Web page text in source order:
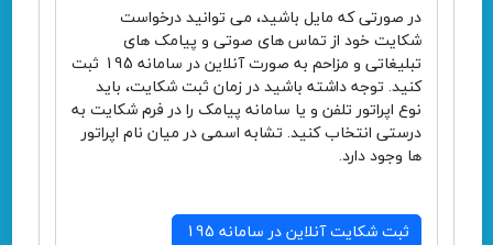
در صورتی که مایل باشید، می توانید درخواست
شکایت خود از تماس های صوتی و پیامک های
تبلیغاتی و مزاحم به صورت آنلاین در سامانه 195 ثبت
کنید. توجه داشته باشید در زمان ثبت شکایت، باید
نوع اپراتور تلفن و یا سامانه پیامک را در فرم شکایت به
درستی انتخاب کنید. تشابه اسمی در میان نام اپراتور
ها وجود دارد.
ثبت شکایت آنلاین در سامانه 195